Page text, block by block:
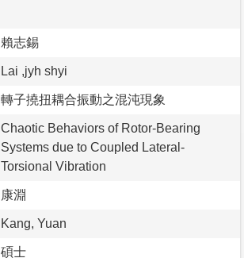
賴志錫
Lai ,jyh shyi
轉子撓扭耦合振動之混沌現象
Chaotic Behaviors of Rotor-Bearing
Systems due to Coupled Lateral-
Torsional Vibration
康淵
Kang, Yuan
碩士